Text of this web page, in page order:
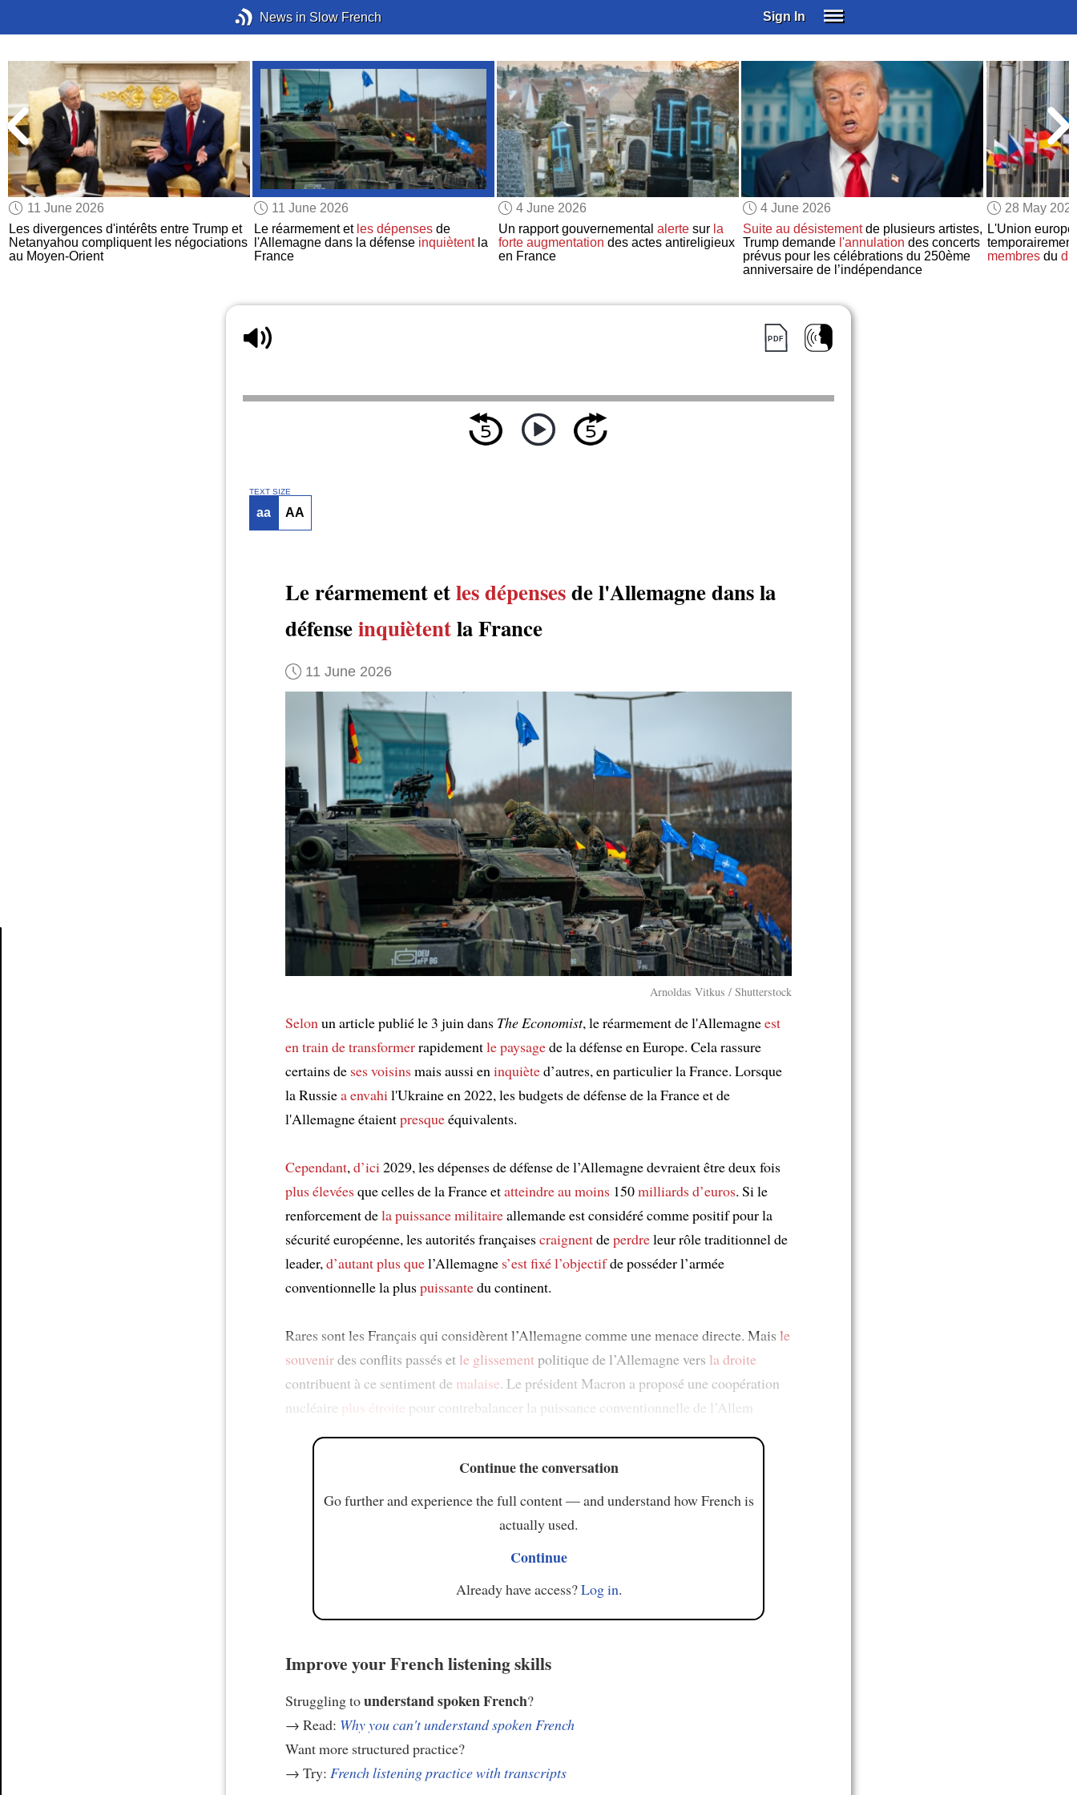
News in Slow French Sign In
SUBSCRIBE
EDUCATIONAL LICENSES
GIFT CARDS
OTHER LANGUAGES
ABOUT US
ALEXA
ADJUST COLORS
11 June 2026
Les divergences d'intérêts entre Trump et
Netanyahou compliquent les négociations
au Moyen-Orient
11 June 2026
Le réarmement et les dépensesde
l'Allemagne dans la défense inquiètentla
France
4 June 2026
Un rapport gouvernemental alertesur la
forte augmentation des actes antireligieux
en France
4 June 2026
Suite au désistementde plusieurs artistes,
Trump demande l'annulation des concerts
prévus pour les célébrations du 250ème
anniversaire de l’indépendance
28 May
L'Union
membres du
TEXT SIZE
aa AA
Le réarmement etles dépensesde l'Allemagne dans la
défenseinquiètentla France
11 June 2026
Arnoldas Vitkus / Shutterstock
Selonun article publié le 3 juin dans The Economist, le réarmement de l'Allemagneest
en train de transformerrapidementle paysagede la défense en Europe. Cela rassure
certains de ses voisinsmais aussi eninquièted’autres, en particulier la France. Lorsque
la Russiea envahil'Ukraine en 2022, les budgets de défense de la France et de
l'Allemagne étaientpresqueéquivalents.
Cependant,d’ici2029, les dépenses de défense de l’Allemagne devraient être deux fois
plus élevéesque celles de la France etatteindreau moins 150milliards d’euros. Si le
renforcement dela puissance militaireallemande est considéré comme positif pour la
sécurité européenne, les autorités françaisescraignentdeperdreleur rôle traditionnel de
leader,d’autant plus quel’Allemagne s’est fixé l’objectifde posséder l’armée
conventionnelle la pluspuissantedu continent.
Rares sont les Français qui considèrent l’Allemagne comme une menace directe. Mais le
souvenirdes conflits passés et le glissementpolitique de l’Allemagne vers la droite
contribuent à ce sentiment de malaise. Le président Macron a proposé une coopération
nucléaire plus étroite pour contrebalancer la puissance conventionnelle de l’Allem
Continue the conversation
Go further and experience the full content — and understand how French is
actually used.
Continue
Already have access?Log in.
Improve your French listening skills
Struggling tounderstand spoken French?
→ Read: Why you can't understand spoken French
Want more structured practice?
→ Try: French listening practice with transcripts